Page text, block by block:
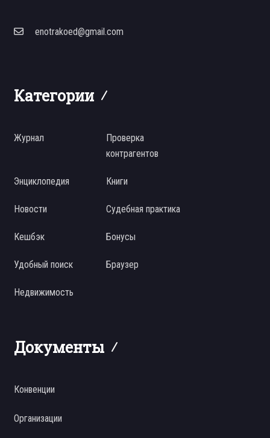
enotrakoed@gmail.com
Категории
Журнал
Проверка
контрагентов
Энциклопедия Книги
Новости Судебная практика
Кешбэк Бонусы
Удобный поиск Браузер
Недвижимость
Документы
Конвенции
Организации